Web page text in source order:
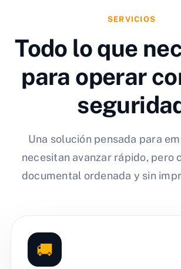
SERVICIOS
Todo lo que
para operar
Una solución pensada para
necesitan avanzar rápido, pero
documental ordenada y sin
🚚